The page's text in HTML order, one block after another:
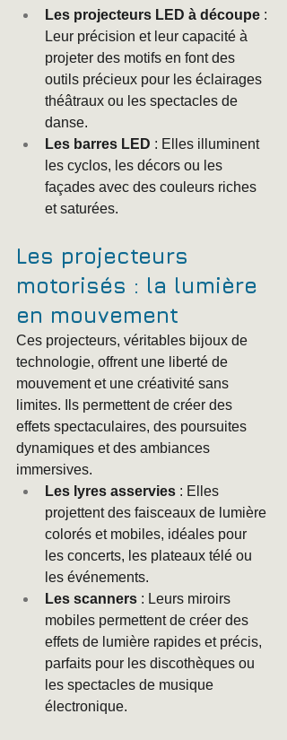
Les projecteurs LED à découpe :
Leur précision et leur capacité à
projeter des motifs en font des
outils précieux pour les éclairages
théâtraux ou les spectacles de
danse.
Les barres LED : Elles illuminent
les cyclos, les décors ou les
façades avec des couleurs riches
et saturées.
Les projecteurs
motorisés : la lumière
en mouvement
Ces projecteurs, véritables bijoux de
technologie, offrent une liberté de
mouvement et une créativité sans
limites. Ils permettent de créer des
effets spectaculaires, des poursuites
dynamiques et des ambiances
immersives.
Les lyres asservies : Elles
projettent des faisceaux de lumière
colorés et mobiles, idéales pour
les concerts, les plateaux télé ou
les événements.
Les scanners : Leurs miroirs
mobiles permettent de créer des
effets de lumière rapides et précis,
parfaits pour les discothèques ou
les spectacles de musique
électronique.